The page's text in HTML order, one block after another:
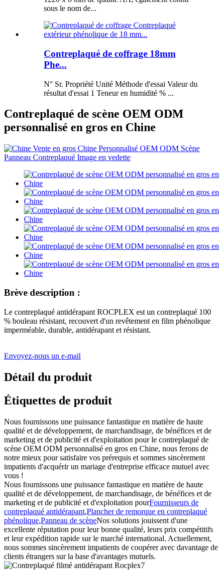
sous le nom de...
Contreplaqué de coffrage 18mm
Phe...
N° Sr. Propriété Unité Méthode d'essai Valeur du
résultat d'essai 1 Teneur en humidité % ...
Contreplaqué de scène OEM ODM
personnalisé en gros en Chine
Brève description :
Le contreplaqué antidérapant ROCPLEX est un contreplaqué 100
% bouleau résistant, recouvert d'un revêtement en film phénolique
imperméable, durable, antidérapant et résistant.
Envoyez-nous un e-mail
Détail du produit
Étiquettes de produit
Nous fournissons une puissance fantastique en matière de haute
qualité et de développement, de marchandisage, de bénéfices et de
marketing et de publicité et d'exploitation pour le contreplaqué de
scène OEM ODM personnalisé en gros en Chine, nous ferons de
notre mieux pour satisfaire vos prérequis et sommes sincèrement
impatients d'acquérir un mariage d'entreprise efficace mutuel avec
vous !
Nous fournissons une puissance fantastique en matière de haute
qualité et de développement, de marchandisage, de bénéfices et de
marketing et de publicité et d'exploitation pourFournisseurs de
contreplaqué antidérapant,Plancher de remorque en contreplaqué
phénolique,Panneau de scèneNos solutions jouissent d'une
excellente réputation pour leur bonne qualité, leurs prix compétitifs
et leur expédition rapide sur le marché international. Actuellement,
nous sommes sincèrement impatients de coopérer avec davantage de
clients étrangers sur la base d'avantages mutuels.